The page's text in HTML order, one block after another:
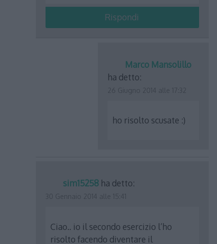
Rispondi
Marco Mansolillo
ha detto:
ho risolto scusate :)
sim15258 ha detto:
Ciao.. io il secondo esercizio l’ho
risolto facendo diventare il